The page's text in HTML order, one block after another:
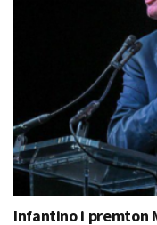
Infantino i premton